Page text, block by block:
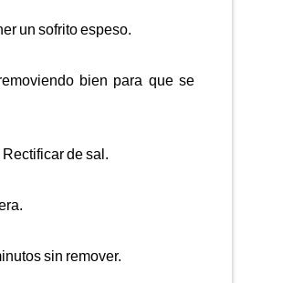
un sofrito espeso.
bien para que se
de sal.
sin remover.